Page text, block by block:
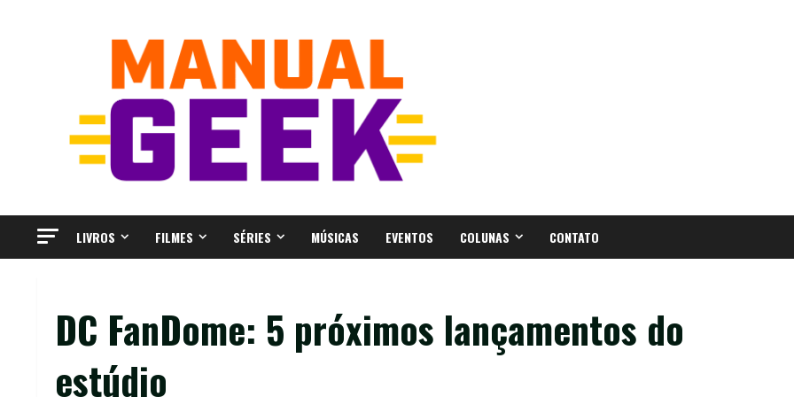
LIVROS FILMES SÉRIES MÚSICAS EVENTOS COLUNAS CONTATO
DC FanDome: 5 próximos lançamentos do
estúdio